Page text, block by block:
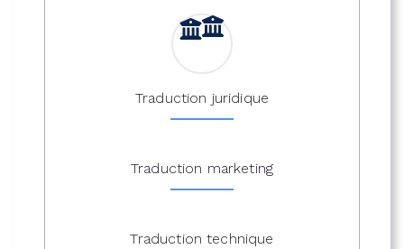
Traduction juridique
Traduction marketing
Traduction technique